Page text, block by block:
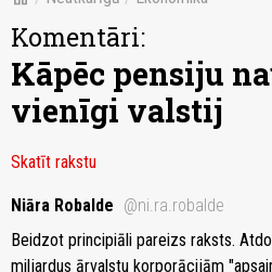
Komentāri:
Kāpēc pensiju
vienīgi valstij
Skatīt rakstu
Niāra Robalde @ni.ra.robalde
Beidzot principiāli pareizs raksts.
miljardus ārvalstu korporācijām